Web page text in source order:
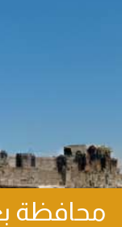
محافظة